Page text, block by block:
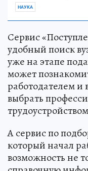
НАУКА
Сервис
удобный поиск
уже на этапе
может
работодателем и
выбрать
А сервис по
который начал
возможность не